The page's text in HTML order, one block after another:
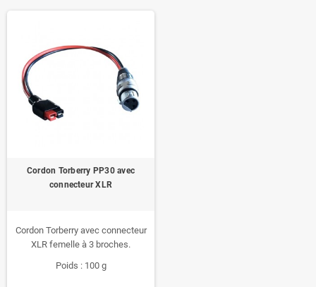
Cordon Torberry PP30 avec
connecteur XLR
Cordon Torberry avec connecteur
XLR femelle à 3 broches.
Poids : 100 g